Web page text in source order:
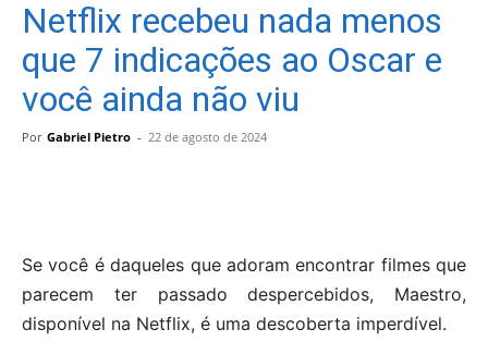
Netflix recebeu nada menos
que 7 indicações ao Oscar e
você ainda não viu
Por Gabriel Pietro - 22 de agosto de 2024
Se você é daqueles que adoram encontrar filmes que
parecem ter passado despercebidos, Maestro,
disponível na Netflix, é uma descoberta imperdível.